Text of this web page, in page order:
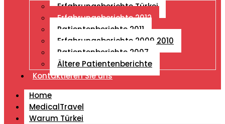
Erfahrungsberichte Türkei
Erfahrungsberichte 2012
Patientenberichte 2011
Erfahrungsberichte 2009 2010
Patientenberichte 2007
Ältere Patientenberichte
Kontaktieren Sie uns
Home
MedicalTravel
Warum Türkei